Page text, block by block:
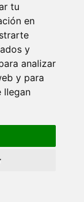
tu
en
y
analizar
y para
llegan